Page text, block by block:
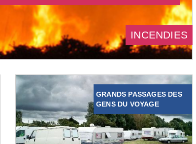
INCENDIES
GRANDS PASSAGES DES
GENS DU VOYAGE